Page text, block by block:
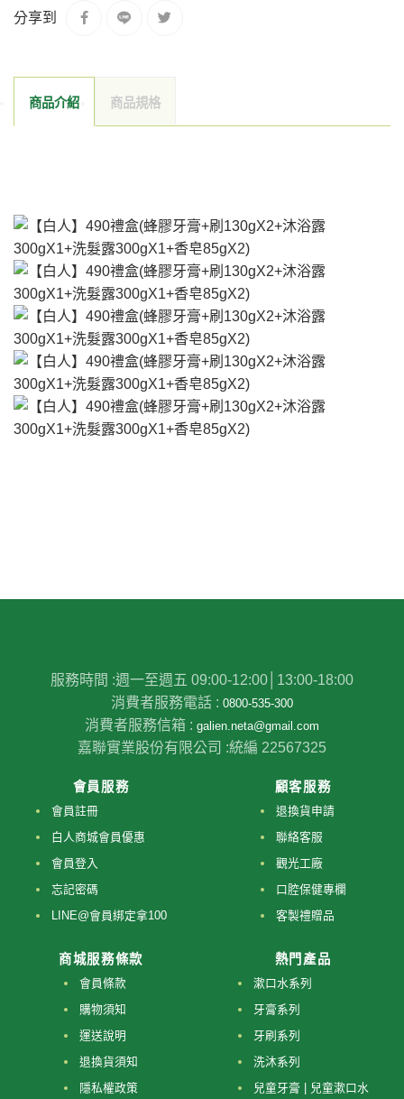
分享到
商品介紹 商品規格
服務時間 :週一至週五 09:00-12:00│13:00-18:00
消費者服務電話 : 0800-535-300
消費者服務信箱 : galien.neta@gmail.com
嘉聯實業股份有限公司 :統編 22567325
會員服務
會員註冊
白人商城會員優惠
會員登入
忘記密碼
LINE@會員綁定拿100
顧客服務
退換貨申請
聯絡客服
觀光工廠
口腔保健專欄
客製禮贈品
商城服務條款
會員條款
購物須知
運送說明
退換貨須知
隱私權政策
熱門產品
漱口水系列
牙膏系列
牙刷系列
洗沐系列
兒童牙膏 | 兒童漱口水